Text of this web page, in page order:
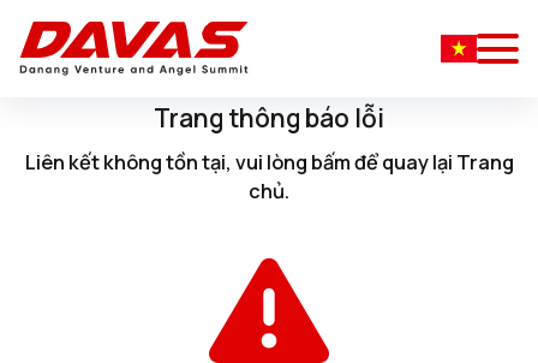
Trang thông báo lỗi
Liên kết không tồn tại, vui lòng bấmđể quay lại Trang
chủ.